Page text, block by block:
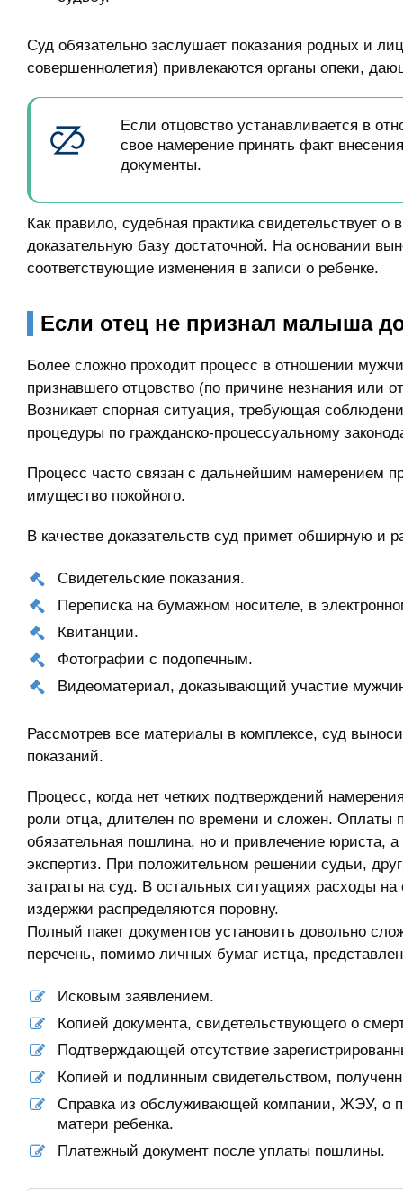
Суд обязательно заслушает показания родных и
совершеннолетия) привлекаются органы опеки,
Если отцовство устанавливается в
свое намерение принять факт
документы.
Как правило, судебная практика свидетельствует
доказательную базу достаточной. На основании
соответствующие изменения в записи о ребенке.
Если отец не признал малыша
Более сложно проходит процесс в отношении
признавшего отцовство (по причине незнания или
Возникает спорная ситуация, требующая
процедуры по гражданско-процессуальному
Процесс часто связан с дальнейшим намерением
имущество покойного.
В качестве доказательств суд примет обширную и
Свидетельские показания.
Переписка на бумажном носителе, в
Квитанции.
Фотографии с подопечным.
Видеоматериал, доказывающий участие
Рассмотрев все материалы в комплексе, суд
показаний.
Процесс, когда нет четких подтверждений
роли отца, длителен по времени и сложен. Оплаты
обязательная пошлина, но и привлечение юриста, а
экспертиз. При положительном решении судьи,
затраты на суд. В остальных ситуациях расходы
издержки распределяются поровну.
Полный пакет документов установить довольно
перечень, помимо личных бумаг истца,
Исковым заявлением.
Копией документа, свидетельствующего о
Подтверждающей отсутствие
Копией и подлинным свидетельством,
Справка из обслуживающей компании, ЖЭУ, о
матери ребенка.
Платежный документ после уплаты пошлины.